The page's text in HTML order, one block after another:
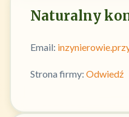
Naturalny
Email:
Strona firmy: Odwiedź